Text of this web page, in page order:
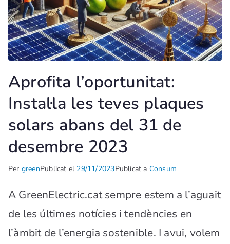
Aprofita l’oportunitat:
Instal·la les teves plaques
solars abans del 31 de
desembre 2023
Per greenPublicat el 29/11/2023Publicat a Consum
A GreenElectric.cat sempre estem a l’aguait
de les últimes notícies i tendències en
l’àmbit de l’energia sostenible. I avui, volem